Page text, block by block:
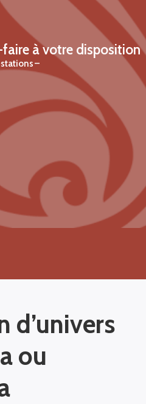
à votre disposition
d’univers
ou